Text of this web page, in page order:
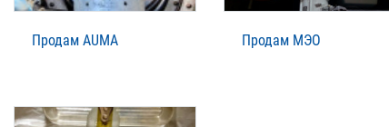
Продам AUMA Продам МЭО